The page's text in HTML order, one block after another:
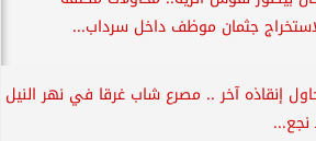
جثمان موظف داخل سرداب...
إنقاذه آخر .. مصرع شاب غرقا في نهر النيل
نجع...